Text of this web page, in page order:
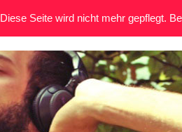
Diese Seite wird nicht mehr gepflegt.